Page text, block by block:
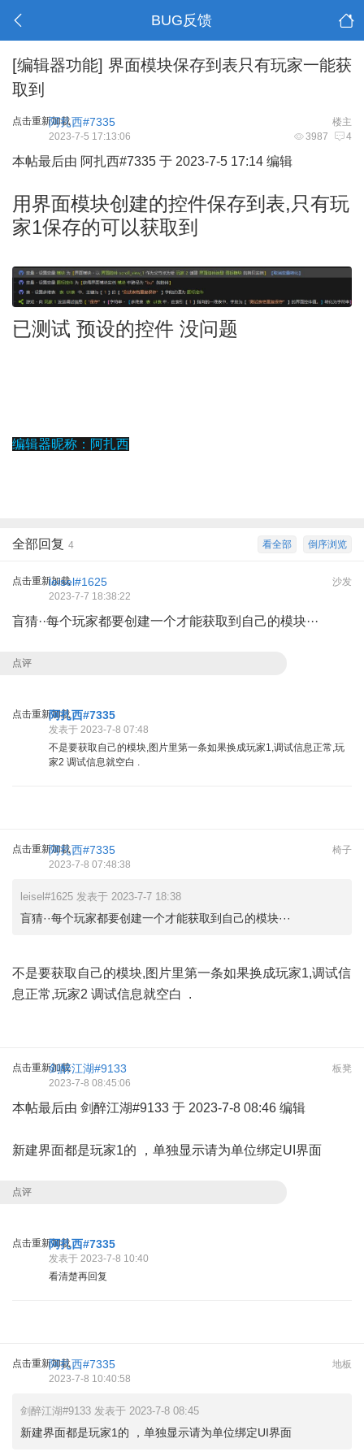
BUG反馈
[编辑器功能] 界面模块保存到表只有玩家一能获
取到
点击重新加载 楼主
阿扎西#7335
3987 4
2023-7-5 17:13:06
本帖最后由 阿扎西#7335 于 2023-7-5 17:14 编辑
用界面模块创建的控件保存到表,只有玩
家1保存的可以获取到
已测试 预设的控件 没问题
编辑器昵称：阿扎西
倒序浏览
看全部
全部回复 4
点击重新加载 沙发
leisel#1625
2023-7-7 18:38:22
盲猜··每个玩家都要创建一个才能获取到自己的模块···
点评
点击重新加载阿扎西#7335
发表于 2023-7-8 07:48
不是要获取自己的模块,图片里第一条如果换成玩家1,调试信息正常,玩
家2 调试信息就空白 .
点击重新加载 椅子
阿扎西#7335
2023-7-8 07:48:38
leisel#1625 发表于 2023-7-7 18:38
盲猜··每个玩家都要创建一个才能获取到自己的模块···
不是要获取自己的模块,图片里第一条如果换成玩家1,调试信
息正常,玩家2 调试信息就空白 .
点击重新加载 板凳
剑醉江湖#9133
2023-7-8 08:45:06
本帖最后由 剑醉江湖#9133 于 2023-7-8 08:46 编辑
新建界面都是玩家1的 ，单独显示请为单位绑定UI界面
点评
点击重新加载阿扎西#7335
发表于 2023-7-8 10:40
看清楚再回复
点击重新加载 地板
阿扎西#7335
2023-7-8 10:40:58
剑醉江湖#9133 发表于 2023-7-8 08:45
新建界面都是玩家1的 ，单独显示请为单位绑定UI界面